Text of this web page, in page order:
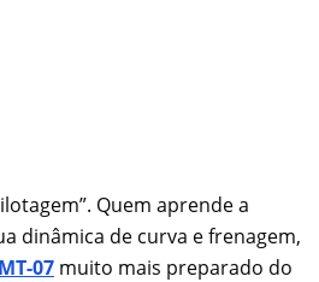
Quem aprende a
dinâmica de curva e frenagem,
MT-07 muito mais preparado do